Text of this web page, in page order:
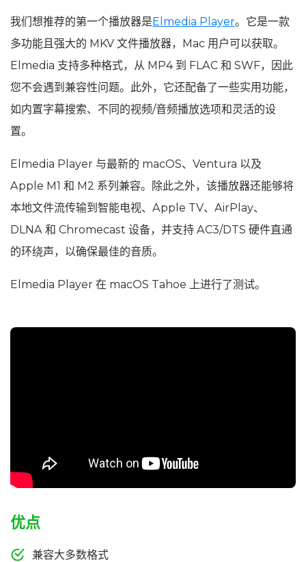
我们想推荐的第一个播放器是Elmedia Player。它是一款
多功能且强大的 MKV 文件播放器，Mac 用户可以获取。
Elmedia 支持多种格式，从 MP4 到 FLAC 和 SWF，因此
您不会遇到兼容性问题。此外，它还配备了一些实用功能，
如内置字幕搜索、不同的视频/音频播放选项和灵活的设
置。
Elmedia Player 与最新的 macOS、Ventura 以及
Apple M1 和 M2 系列兼容。除此之外，该播放器还能够将
本地文件流传输到智能电视、Apple TV、AirPlay、
DLNA 和 Chromecast 设备，并支持 AC3/DTS 硬件直通
的环绕声，以确保最佳的音质。
Elmedia Player 在 macOS Tahoe 上进行了测试。
优点
兼容大多数格式